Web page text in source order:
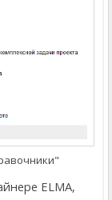
ELMA,